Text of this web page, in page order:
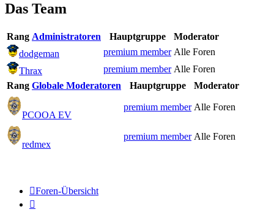
Das Team
Rang Administratoren Hauptgruppe
Moderator
dodgeman
premium member Alle Foren
Thrax
premium member Alle Foren
Rang Globale Moderatoren Hauptgruppe Moderator
PCOOA EV
premium member Alle Foren
redmex
premium member Alle Foren
Foren-Übersicht